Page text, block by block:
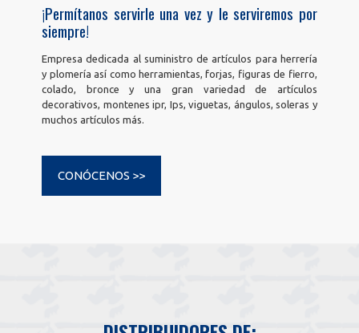
¡Permítanos servirle una vez y le serviremos por
siempre!
Empresa dedicada al suministro de artículos para herrería
y plomería así como herramientas, forjas, figuras de fierro,
colado, bronce y una gran variedad de artículos
decorativos, montenes ipr, Ips, viguetas, ángulos, soleras y
muchos artículos más.
CONÓCENOS >>